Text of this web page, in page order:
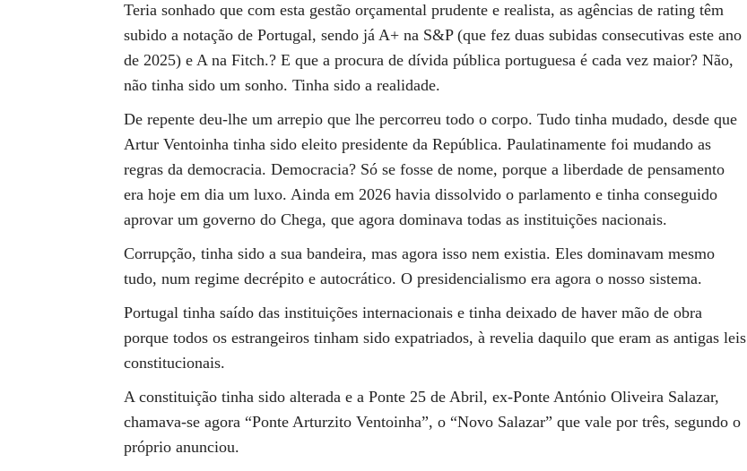
Teria sonhado que com esta gestão orçamental prudente e realista, as agências de rating têm
subido a notação de Portugal, sendo já A+ na S&P (que fez duas subidas consecutivas este ano
de 2025) e A na Fitch.? E que a procura de dívida pública portuguesa é cada vez maior? Não,
não tinha sido um sonho. Tinha sido a realidade.
De repente deu-lhe um arrepio que lhe percorreu todo o corpo. Tudo tinha mudado, desde que
Artur Ventoinha tinha sido eleito presidente da República. Paulatinamente foi mudando as
regras da democracia. Democracia? Só se fosse de nome, porque a liberdade de pensamento
era hoje em dia um luxo. Ainda em 2026 havia dissolvido o parlamento e tinha conseguido
aprovar um governo do Chega, que agora dominava todas as instituições nacionais.
Corrupção, tinha sido a sua bandeira, mas agora isso nem existia. Eles dominavam mesmo
tudo, num regime decrépito e autocrático. O presidencialismo era agora o nosso sistema.
Portugal tinha saído das instituições internacionais e tinha deixado de haver mão de obra
porque todos os estrangeiros tinham sido expatriados, à revelia daquilo que eram as antigas leis
constitucionais.
A constituição tinha sido alterada e a Ponte 25 de Abril, ex-Ponte António Oliveira Salazar,
chamava-se agora “Ponte Arturzito Ventoinha”, o “Novo Salazar” que vale por três, segundo o
próprio anunciou.